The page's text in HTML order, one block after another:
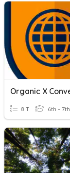
8 T 6th - 7th